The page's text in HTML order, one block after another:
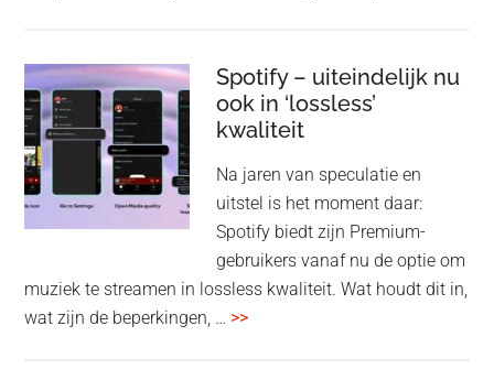
Spotify – uiteindelijk nu
ook in ‘lossless’
kwaliteit
Na jaren van speculatie en
uitstel is het moment daar:
Spotify biedt zijn Premium-
gebruikers vanaf nu de optie om
muziek te streamen in lossless kwaliteit. Wat houdt dit in,
wat zijn de beperkingen, … >>overSpotify